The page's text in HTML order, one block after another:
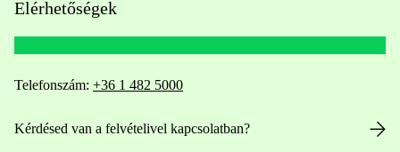
Elérhetőségek
Telefonszám: +36 1 482 5000
Kérdésed van a felvételivel kapcsolatban?